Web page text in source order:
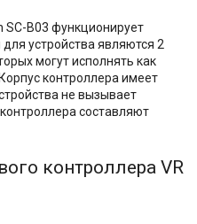
SC-B03 функционирует
устройства являются 2
могут исполнять как
контроллера имеет
не вызывает
составляют
контроллера VR